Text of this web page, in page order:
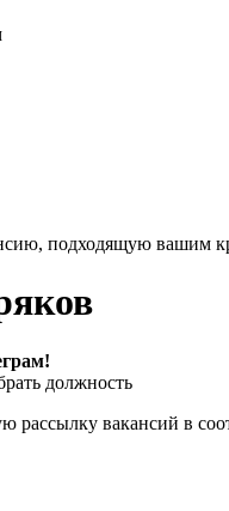
подходящую вашим
должность
рассылку вакансий в